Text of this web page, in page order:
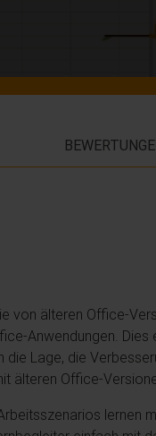
von älteren Office-
Anwendungen.
Lage, die
älteren Office-
lernen